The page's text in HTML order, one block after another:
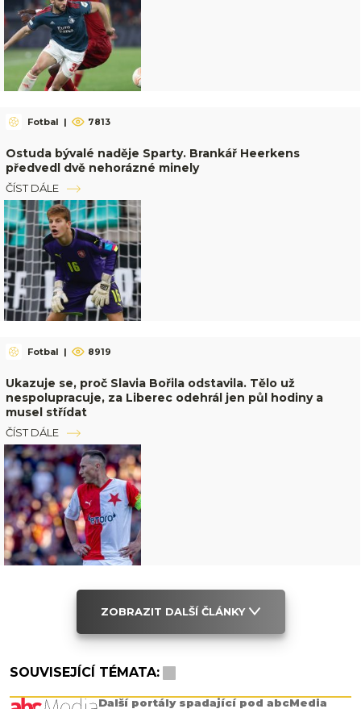
Fotbal | 7813
Ostuda bývalé naděje Sparty. Brankář Heerkens
předvedl dvě nehorázné minely
ČÍST DÁLE
Fotbal | 8919
Ukazuje se, proč Slavia Bořila odstavila. Tělo už
nespolupracuje, za Liberec odehrál jen půl hodiny a
musel střídat
ČÍST DÁLE
ZOBRAZIT DALŠÍ ČLÁNKY
SOUVISEJÍCÍ TÉMATA:
Další portály spadající pod abcMedia